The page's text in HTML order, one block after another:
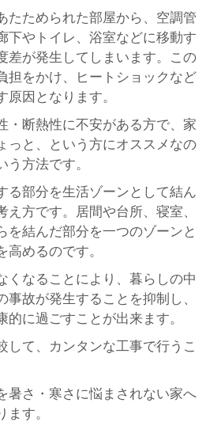
たためられた部屋から、空調管
下やトイレ、浴室などに移動す
差が発生してしまいます。この
担をかけ、ヒートショックなど
因となります。
・断熱性に不安がある方で、家
っと、という方にオススメなの
う方法です。
る部分を生活ゾーンとして結ん
え方です。居間や台所、寝室、
を結んだ部分を一つのゾーンと
高めるのです。
くなることにより、暮らしの中
事故が発生することを抑制し、
に過ごすことが出来ます。
して、カンタンな工事で行うこ
暑さ・寒さに悩まされない家へ
す。